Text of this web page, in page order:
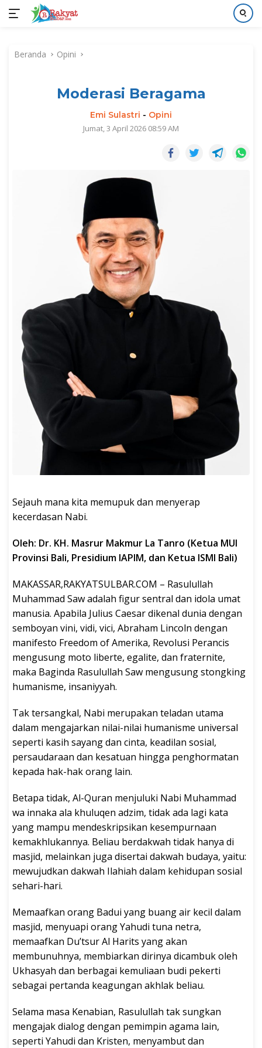
kontenBeranda Opini
Moderasi Beragama
Emi Sulastri - Opini
Jumat, 3 April 2026 08:59 AM
Sejauh mana kita memupuk dan menyerap
kecerdasan Nabi.
Oleh: Dr. KH. Masrur Makmur La Tanro (Ketua MUI
Provinsi Bali, Presidium IAPIM, dan Ketua ISMI Bali)
MAKASSAR,RAKYATSULBAR.COM – Rasulullah
Muhammad Saw adalah figur sentral dan idola umat
manusia. Apabila Julius Caesar dikenal dunia dengan
semboyan vini, vidi, vici, Abraham Lincoln dengan
manifesto Freedom of Amerika, Revolusi Perancis
mengusung moto liberte, egalite, dan fraternite,
maka Baginda Rasulullah Saw mengusung stongking
humanisme, insaniyyah.
Tak tersangkal, Nabi merupakan teladan utama
dalam mengajarkan nilai-nilai humanisme universal
seperti kasih sayang dan cinta, keadilan sosial,
persaudaraan dan kesatuan hingga penghormatan
kepada hak-hak orang lain.
Betapa tidak, Al-Quran menjuluki Nabi Muhammad
wa innaka ala khuluqen adzim, tidak ada lagi kata
yang mampu mendeskripsikan kesempurnaan
kemakhlukannya. Beliau berdakwah tidak hanya di
masjid, melainkan juga disertai dakwah budaya, yaitu:
mewujudkan dakwah Ilahiah dalam kehidupan sosial
sehari-hari.
Memaafkan orang Badui yang buang air kecil dalam
masjid, menyuapi orang Yahudi tuna netra,
memaafkan Du’tsur Al Harits yang akan
membunuhnya, membiarkan dirinya dicambuk oleh
Ukhasyah dan berbagai kemuliaan budi pekerti
sebagai pertanda keagungan akhlak beliau.
Selama masa Kenabian, Rasulullah tak sungkan
mengajak dialog dengan pemimpin agama lain,
seperti Yahudi dan Kristen, menyambut dan